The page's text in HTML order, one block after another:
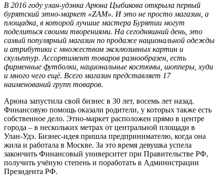
В 2016 году улан-удэнка Арюна Цыбикова открыла первый
бурятский этно-маркет «ZAM». И это не просто магазин, а
площадка, в которой лучшие мастера Бурятии могут
поделиться своими творениями. На сегодняшний день, это
самый популярный магазин по продаже национальной одежды
и атрибутики с множеством эксклюзивных картин и
скульптур. Ассортимент товаров разнообразен, есть
фирменные футболки, национальные костюмы, шопперы, худи
и много чего ещё. Всего магазин представляет 17
наименований групп товаров.
Арюна запустила свой бизнес в 30 лет, восемь лет назад.
Финансовую помощь оказали родители, у которых также есть
собственное дело. Этно-маркет расположен прямо в центре
города – в нескольких метрах от центральной площади в
Улан-Удэ. Бизнес-идея пришла предпринимателю, когда она
жила и работала в Москве. За это время девушка успела
закончить Финансовый университет при Правительстве РФ,
получить учёную степень и поработать в Администрации
Президента РФ.